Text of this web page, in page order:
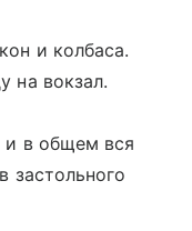
и колбаса.
на вокзал.
и в общем вся
застольного